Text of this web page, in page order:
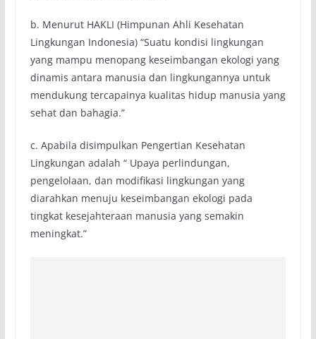
b. Menurut HAKLI (Himpunan Ahli Kesehatan
Lingkungan Indonesia) “Suatu kondisi lingkungan
yang mampu menopang keseimbangan ekologi yang
dinamis antara manusia dan lingkungannya untuk
mendukung tercapainya kualitas hidup manusia yang
sehat dan bahagia.”
c. Apabila disimpulkan Pengertian Kesehatan
Lingkungan adalah “ Upaya perlindungan,
pengelolaan, dan modifikasi lingkungan yang
diarahkan menuju keseimbangan ekologi pada
tingkat kesejahteraan manusia yang semakin
meningkat.”